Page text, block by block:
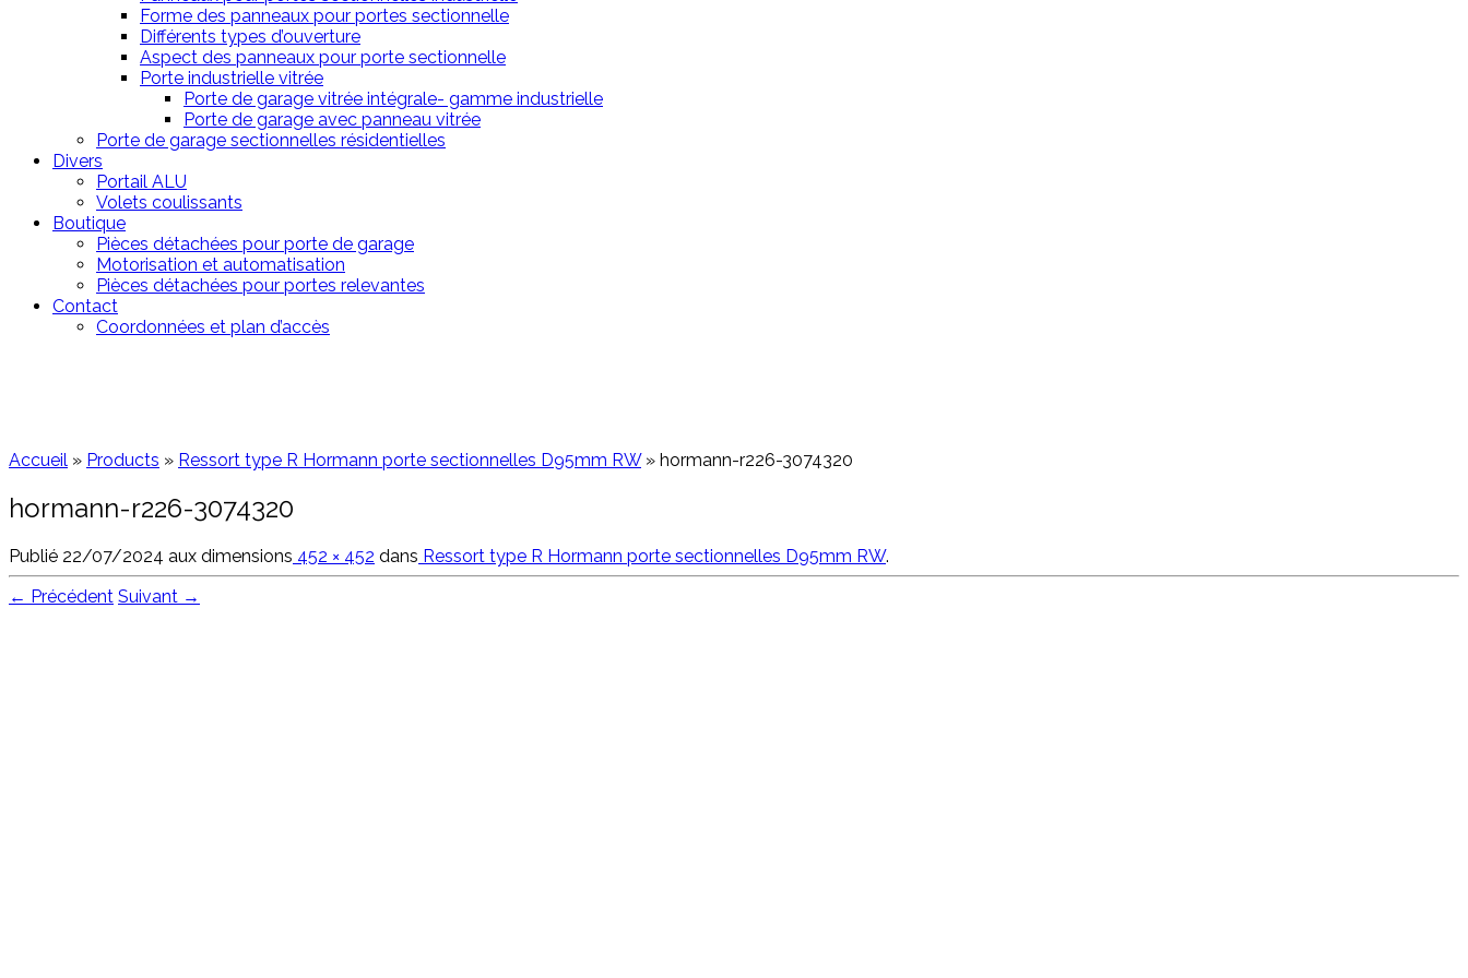
Forme des panneaux pour portes sectionnelle
Différents types d’ouverture
Aspect des panneaux pour porte sectionnelle
Porte industrielle vitrée
Porte de garage vitrée intégrale- gamme industrielle
Porte de garage avec panneau vitrée
Porte de garage sectionnelles résidentielles
Divers
Portail ALU
Volets coulissants
Boutique
Pièces détachées pour porte de garage
Motorisation et automatisation
Pièces détachées pour portes relevantes
Contact
Coordonnées et plan d’accès
Accueil » Products » Ressort type R Hormann porte sectionnelles D95mm RW » hormann-r226-3074320
hormann-r226-3074320
Publié 22/07/2024 aux dimensions 452 × 452 dans Ressort type R Hormann porte sectionnelles D95mm RW.
← Précédent Suivant →